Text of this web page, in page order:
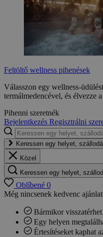
Feltöltő wellness pihenések
Válasszon egy wellness-
termálmedencével, és élvezze
Pihenni szeretnék
Bejelentkezés Regisztrálni
Keressen egy helyet,
Közel
Keressen egy helyet,
Oblíbené 0
Még nincsenek kedvenc
Bármikor
Egy helyen
Értesítéseket kaphat